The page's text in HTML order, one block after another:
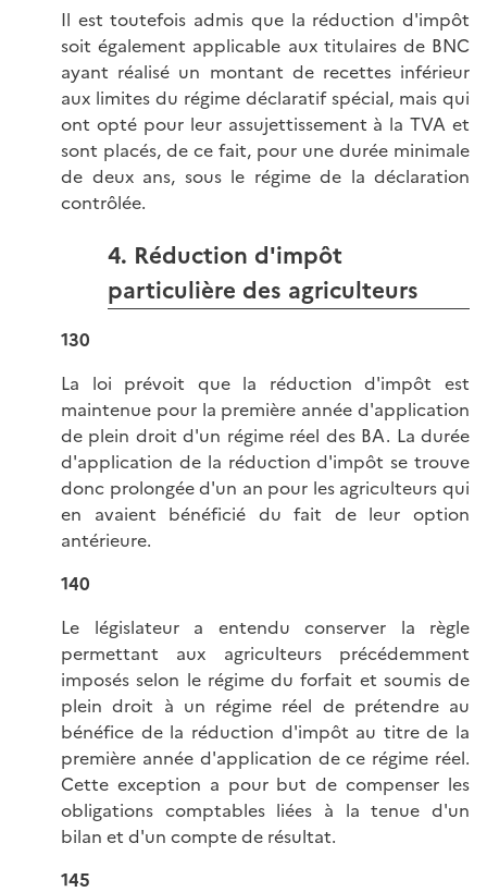
Il est toutefois admis que la réduction d'impôt
soit également applicable aux titulaires de BNC
ayant réalisé un montant de recettes inférieur
aux limites du régime déclaratif spécial, mais qui
ont opté pour leur assujettissement à la TVA et
sont placés, de ce fait, pour une durée minimale
de deux ans, sous le régime de la déclaration
contrôlée.
4. Réduction d'impôt
particulière des agriculteurs
130
La loi prévoit que la réduction d'impôt est
maintenue pour la première année d'application
de plein droit d'un régime réel des BA. La durée
d'application de la réduction d'impôt se trouve
donc prolongée d'un an pour les agriculteurs qui
en avaient bénéficié du fait de leur option
antérieure.
140
Le législateur a entendu conserver la règle
permettant aux agriculteurs précédemment
imposés selon le régime du forfait et soumis de
plein droit à un régime réel de prétendre au
bénéfice de la réduction d'impôt au titre de la
première année d'application de ce régime réel.
Cette exception a pour but de compenser les
obligations comptables liées à la tenue d'un
bilan et d'un compte de résultat.
145